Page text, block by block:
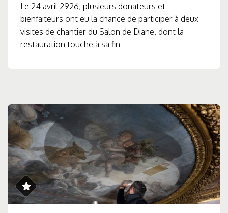
Le 24 avril 2926, plusieurs donateurs et
bienfaiteurs ont eu la chance de participer à deux
visites de chantier du Salon de Diane, dont la
restauration touche à sa fin